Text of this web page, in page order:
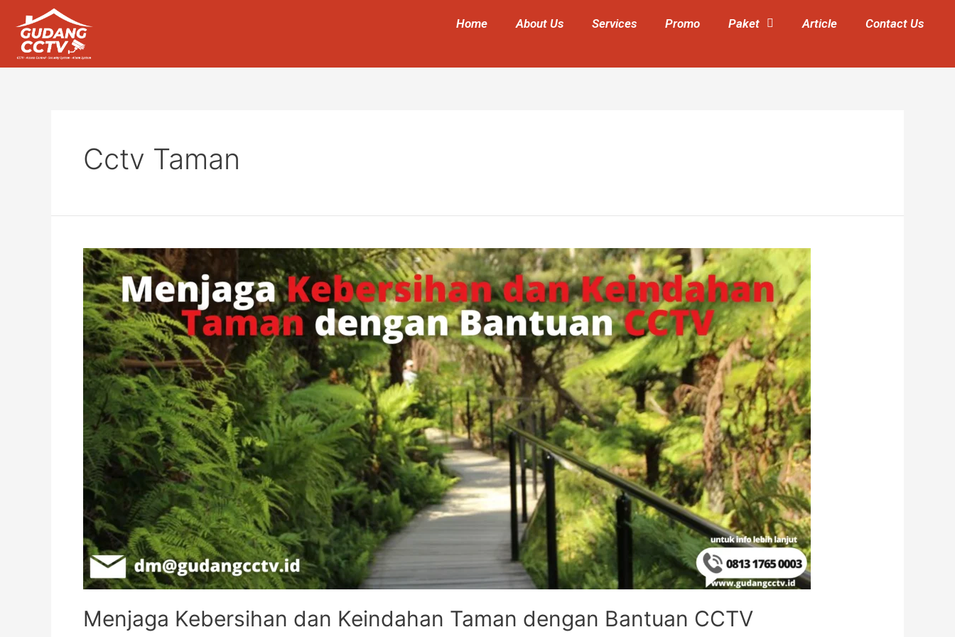
Home About Us Services Promo Paket Article Contact Us
Cctv Taman
Menjaga Kebersihan dan Keindahan Taman dengan Bantuan CCTV